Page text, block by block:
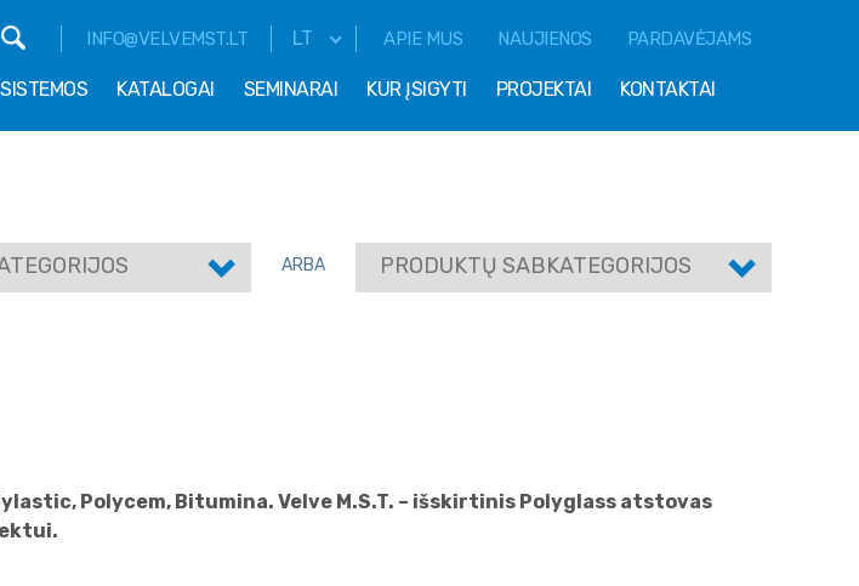
APIE MUS NAUJIENOS PARDAVĖJAMS
LT
INFO@VELVEMST.LT
SISTEMOS KATALOGAI SEMINARAI KUR ĮSIGYTI PROJEKTAI KONTAKTAI
ARBA PRODUKTŲ SABKATEGORIJOS
Polycem, Bitumina. Velve M.S.T. – išskirtinis Polyglass atstovas